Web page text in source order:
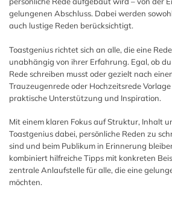
gelungenen Abschluss. Dabei werden
auch lustige Reden berücksichtigt.
Toastgenius richtet sich an alle, die eine
unabhängig von ihrer Erfahrung. Egal, ob
Rede schreiben musst oder gezielt nach
Trauzeugenrede oder Hochzeitsrede
praktische Unterstützung und Inspiration.
Mit einem klaren Fokus auf Struktur, Inhalt
Toastgenius dabei, persönliche Reden zu
sind und beim Publikum in Erinnerung
kombiniert hilfreiche Tipps mit konkreten
zentrale Anlaufstelle für alle, die eine
möchten.